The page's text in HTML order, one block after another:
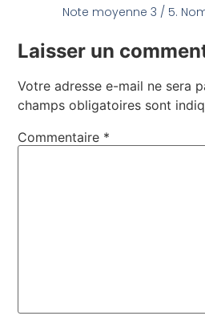
Note moyenne 3 / 5.
Laisser un
Votre adresse e-mail ne sera
champs obligatoires sont
Commentaire *